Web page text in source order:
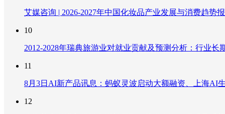
艾媒咨询 | 2026-2027年中国化妆品产业发展与消费趋势
10
2012-2028年瑞典旅游业对就业贡献及预测分析：行业
11
8月3日AI新产品讯息：蚂蚁灵波启动大额融资、上海AI
12